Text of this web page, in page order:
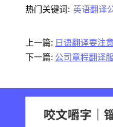
热门关键词: 英语翻译
上一篇: 日语翻译要注
下一篇: 公司章程翻译
咬文嚼字｜